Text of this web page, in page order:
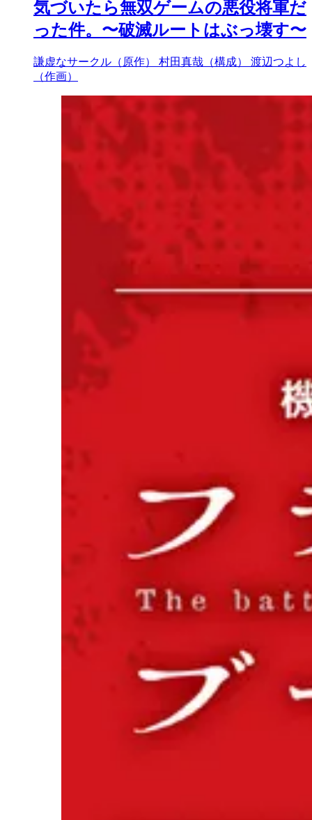
気づいたら無双ゲームの悪役将軍だ
った件。〜破滅ルートはぶっ壊す〜
謙虚なサークル（原作） 村田真哉（構成） 渡辺つよし
（作画）